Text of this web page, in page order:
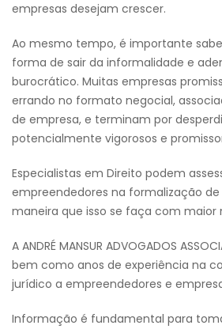
empresas desejam crescer.
Ao mesmo tempo, é importante
forma de sair da informalidade e
burocrático. Muitas empresas
errando no formato negocial,
de empresa, e terminam por
potencialmente vigorosos e
Especialistas em Direito podem
empreendedores na formalização de
maneira que isso se faça com maior
A ANDRÉ MANSUR ADVOGADOS
bem como anos de experiência na
jurídico a empreendedores e
Informação é fundamental para